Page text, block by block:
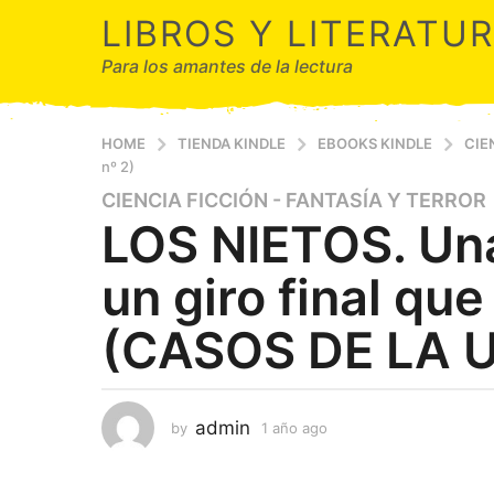
LIBROS Y
Para los amantes de la lectura
HOME TIENDA KINDLE EBOOKS KINDLE
nº 2)
1
a
ñ
a
g
o
a
ñ
CIENCIA FICCIÓN - FANTASÍA Y TERROR
LOS NIETOS.
un giro final
(CASOS DE LA
by admin 1 año ago